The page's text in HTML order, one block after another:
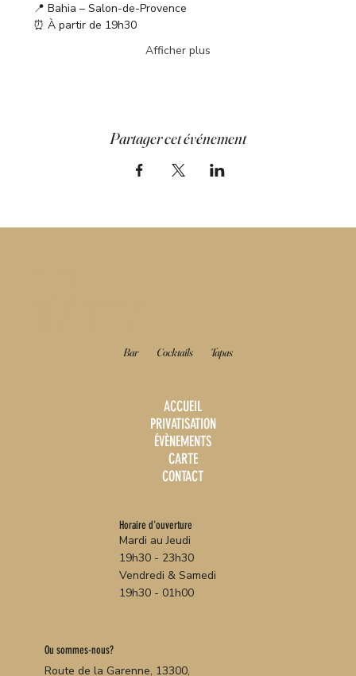
📍 Bahia – Salon-de-Provence
⏰ À partir de 19h30
Afficher plus
Partager cet événement
Bar Cocktails Tapas
ACCUEIL
PRIVATISATION
ÉVÈNEMENTS
CARTE
CONTACT
Horaire d'ouverture
Mardi au Jeudi
19h30 - 23h30
Vendredi & Samedi
19h30 - 01h00
Ou sommes-nous?
Route de la Garenne, 13300,